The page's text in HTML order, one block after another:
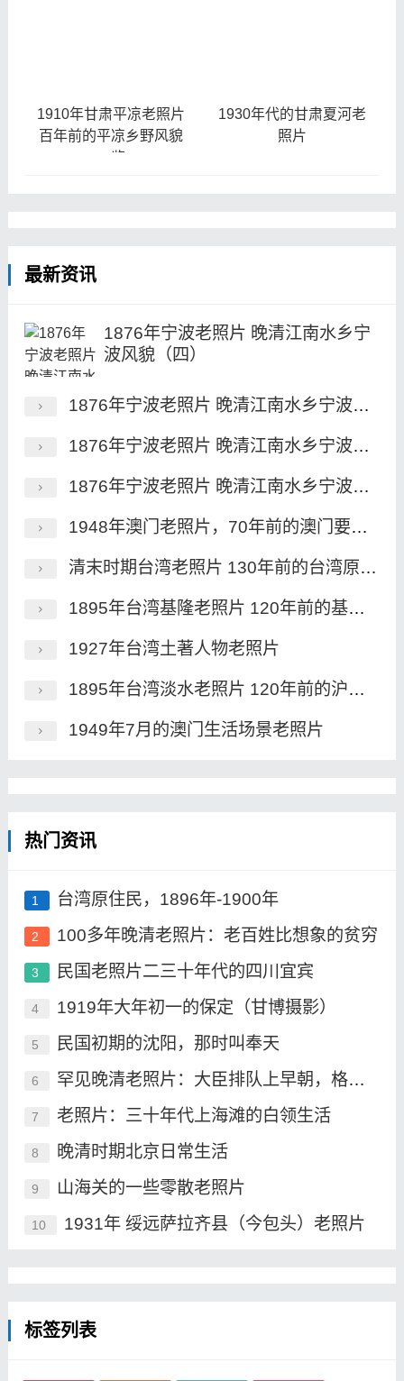
1910年甘肃平凉老照片
百年前的平凉乡野风貌
1930年代的甘肃夏河老
照片
最新资讯
1876年宁波老照片 晚清江南水乡宁
波风貌（四）
1876年宁波老照片 晚清江南水乡宁波风貌（三）
1876年宁波老照片 晚清江南水乡宁波风貌（二）
1876年宁波老照片 晚清江南水乡宁波风貌（一）
1948年澳门老照片，70年前的澳门要塞、永隆银号及街景
清末时期台湾老照片 130年前的台湾原住民族风貌一览
1895年台湾基隆老照片 120年前的基隆港及炮台
1927年台湾土著人物老照片
1895年台湾淡水老照片 120年前的沪尾炮台及市街风貌
1949年7月的澳门生活场景老照片
热门资讯
1 台湾原住民，1896年-1900年
2 100多年晚清老照片：老百姓比想象的贫穷
3 民国老照片二三十年代的四川宜宾
4 1919年大年初一的保定（甘博摄影）
5 民国初期的沈阳，那时叫奉天
6 罕见晚清老照片：大臣排队上早朝，格格承包晚清最高颜值
7 老照片：三十年代上海滩的白领生活
8 晚清时期北京日常生活
9 山海关的一些零散老照片
10 1931年 绥远萨拉齐县（今包头）老照片
标签列表